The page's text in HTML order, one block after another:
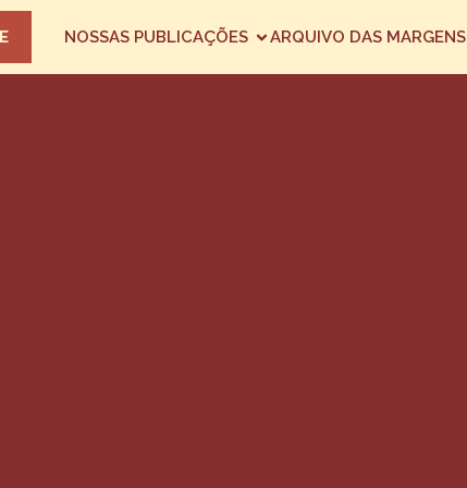
NOSSAS PUBLICAÇÕES ARQUIVO DAS MARGENS